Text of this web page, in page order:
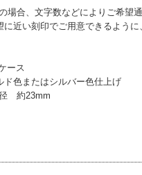
場合、文字数などによりご希望
に近い刻印でご用意できるよう
ース
色またはシルバー色仕上げ
約23mm